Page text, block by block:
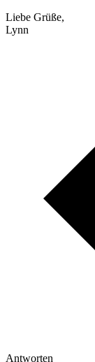
Liebe Grüße,
Lynn
Antworten